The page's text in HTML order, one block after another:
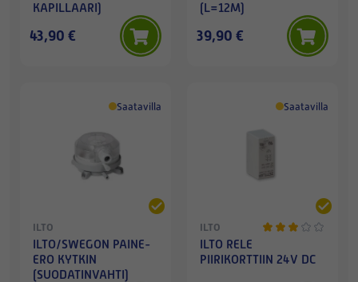
KAPILLAARI)
43,90 €
(L=12M)
39,90 €
Saatavilla
ILTO
ILTO/SWEGON PAINE-
ERO KYTKIN
(SUODATINVAHTI)
Saatavilla
ILTO
ILTO RELE
PIIRIKORTTIIN 24V DC